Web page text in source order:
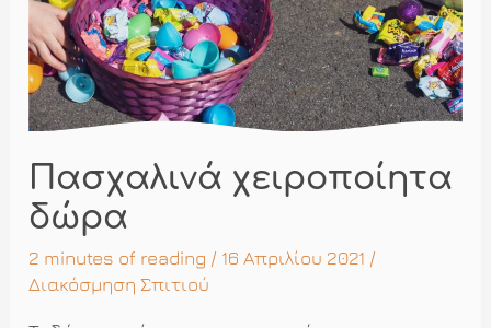
Πασχαλινά χειροποίητα
δώρα
2 minutes of reading / 16 Απριλίου 2021 /
Διακόσμηση Σπιτιού